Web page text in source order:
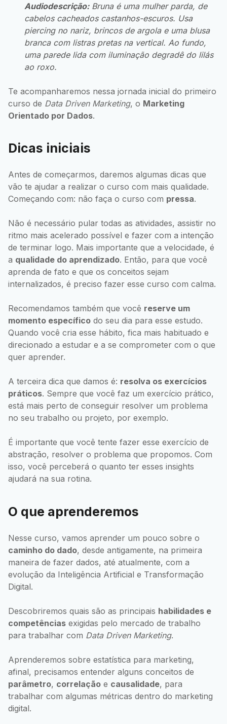
Audiodescrição:Bruna é uma mulher parda, de
cabelos cacheados castanhos-escuros. Usa
piercing no nariz, brincos de argola e uma blusa
branca com listras pretas na vertical. Ao fundo,
uma parede lida com iluminação degradê do lilás
ao roxo.
Te acompanharemos nessa jornada inicial do primeiro
curso de Data Driven Marketing, o Marketing
Orientado por Dados.
Dicas iniciais
Antes de começarmos, daremos algumas dicas que
vão te ajudar a realizar o curso com mais qualidade.
Começando com: não faça o curso com pressa.
Não é necessário pular todas as atividades, assistir no
ritmo mais acelerado possível e fazer com a intenção
de terminar logo. Mais importante que a velocidade, é
a qualidade do aprendizado. Então, para que você
aprenda de fato e que os conceitos sejam
internalizados, é preciso fazer esse curso com calma.
Recomendamos também que você reserve um
momento específico do seu dia para esse estudo.
Quando você cria esse hábito, fica mais habituado e
direcionado a estudar e a se comprometer com o que
quer aprender.
A terceira dica que damos é: resolva os exercícios
práticos. Sempre que você faz um exercício prático,
está mais perto de conseguir resolver um problema
no seu trabalho ou projeto, por exemplo.
É importante que você tente fazer esse exercício de
abstração, resolver o problema que propomos. Com
isso, você perceberá o quanto ter esses insights
ajudará na sua rotina.
O que aprenderemos
Nesse curso, vamos aprender um pouco sobre o
caminho do dado, desde antigamente, na primeira
maneira de fazer dados, até atualmente, com a
evolução da Inteligência Artificial e Transformação
Digital.
Descobriremos quais são as principais habilidades e
competências exigidas pelo mercado de trabalho
para trabalhar com Data Driven Marketing.
Aprenderemos sobre estatística para marketing,
afinal, precisamos entender alguns conceitos de
parâmetro, correlação e causalidade, para
trabalhar com algumas métricas dentro do marketing
digital.